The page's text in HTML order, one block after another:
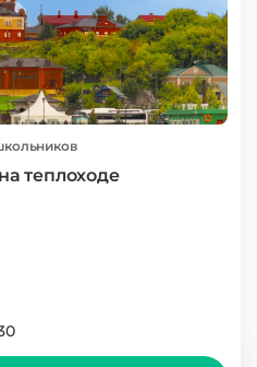
теплоходе